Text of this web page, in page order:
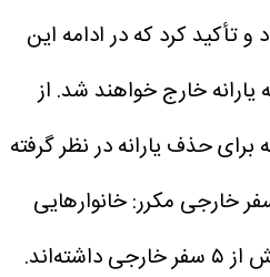
و تأکید کرد که در ادامه این
یارانه خارج خواهند شد. از
حذف یارانه در نظر گرفته
خارجی مکرر: خانوارهایی